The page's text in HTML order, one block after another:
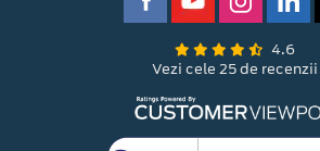
4.6
Vezi cele 25 de recenzii